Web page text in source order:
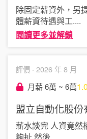
除固定薪資外，另
體薪資待遇與工....
閱讀更多並解鎖
評價 · 2026 年 8 月
月薪 6萬 ~ 6萬1.0
盟立自動化股份
薪水談完 人資竟然
夠扯 然後